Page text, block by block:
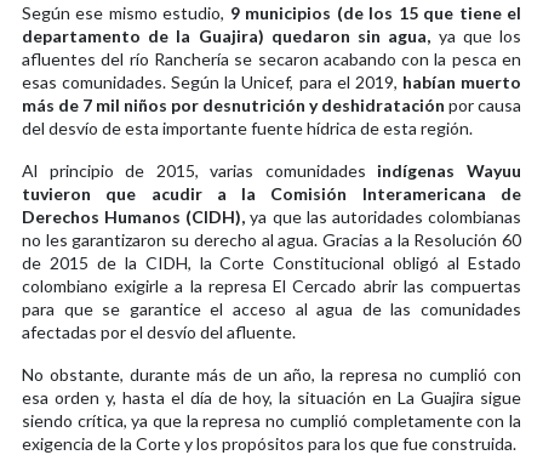
Según ese mismo estudio, 9 municipios (de los 15 que tiene el
departamento de la Guajira) quedaron sin agua, ya que los
afluentes del río Ranchería se secaron acabando con la pesca en
esas comunidades. Según la Unicef, para el 2019, habían muerto
más de 7 mil niños por desnutrición y deshidratación por causa
del desvío de esta importante fuente hídrica de esta región.
Al principio de 2015, varias comunidades indígenas Wayuu
tuvieron que acudir a la Comisión Interamericana de
Derechos Humanos (CIDH), ya que las autoridades colombianas
no les garantizaron su derecho al agua. Gracias a la Resolución 60
de 2015 de la CIDH, la Corte Constitucional obligó al Estado
colombiano exigirle a la represa El Cercado abrir las compuertas
para que se garantice el acceso al agua de las comunidades
afectadas por el desvío del afluente.
No obstante, durante más de un año, la represa no cumplió con
esa orden y, hasta el día de hoy, la situación en La Guajira sigue
siendo crítica, ya que la represa no cumplió completamente con la
exigencia de la Corte y los propósitos para los que fue construida.